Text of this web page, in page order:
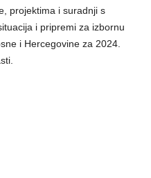
projektima i suradnji s
i pripremi za izbornu
i Hercegovine za 2024.